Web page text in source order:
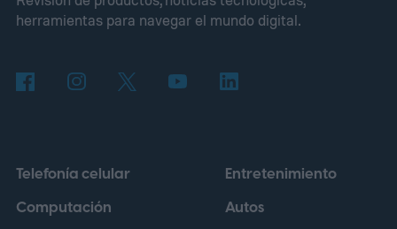
para ganar cientos de dólares. Nadie
idea tenía un brillo irresistible.
herramientas para navegar el mundo digital.
Telefonía celular
Computación
Entretenimiento
Autos